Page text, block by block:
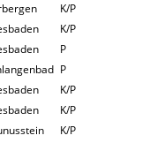
K/P
K/P
P
P
K/P
K/P
K/P